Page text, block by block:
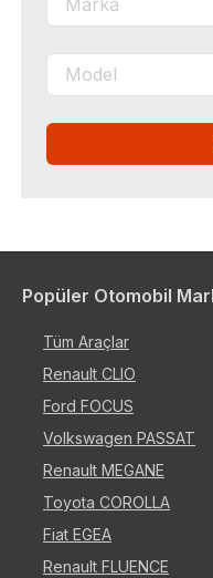
Popüler Otomobil
Tüm Araçlar
Renault CLIO
Ford FOCUS
Volkswagen PASSAT
Renault MEGANE
Toyota COROLLA
Fiat EGEA
Renault FLUENCE